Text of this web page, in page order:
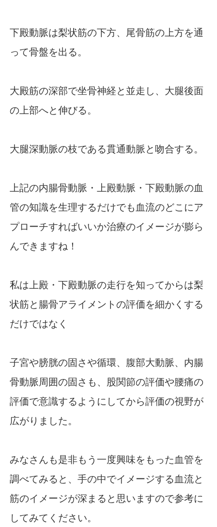
下殿動脈は梨状筋の下方、尾骨筋の上方を通
って骨盤を出る。
大殿筋の深部で坐骨神経と並走し、大腿後面
の上部へと伸びる。
大腿深動脈の枝である貫通動脈と吻合する。
上記の内腸骨動脈・上殿動脈・下殿動脈の血
管の知識を生理するだけでも血流のどこにア
プローチすればいいか治療のイメージが膨ら
んできますね！
私は上殿・下殿動脈の走行を知ってからは梨
状筋と腸骨アライメントの評価を細かくする
だけではなく
子宮や膀胱の固さや循環、腹部大動脈、内腸
骨動脈周囲の固さも、股関節の評価や腰痛の
評価で意識するようにしてから評価の視野が
広がりました。
みなさんも是非もう一度興味をもった血管を
調べてみると、手の中でイメージする血流と
筋のイメージが深まると思いますので参考に
してみてください。